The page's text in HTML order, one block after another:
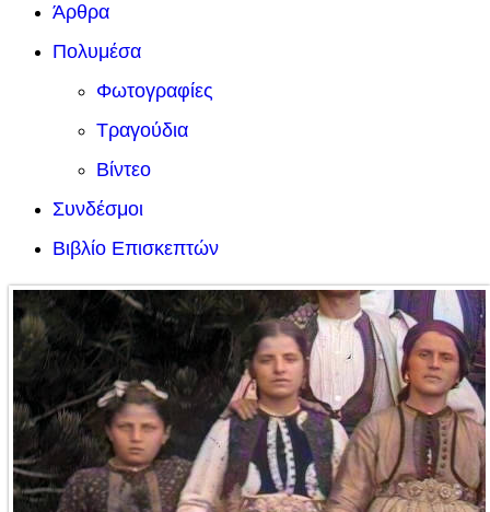
Άρθρα
Πολυμέσα
Φωτογραφίες
Τραγούδια
Βίντεο
Συνδέσμοι
Βιβλίο Επισκεπτών